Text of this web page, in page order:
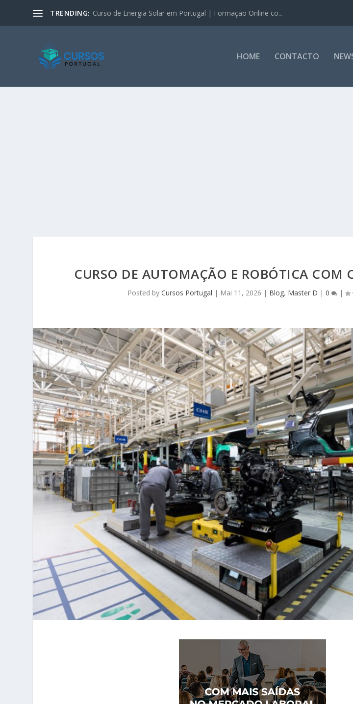
TRENDING: Curso de Energia Solar em Portugal | Formação Online co...
HOME CONTACTO
CURSO DE AUTOMAÇÃO E ROBÓTICA COM
Posted by Cursos Portugal | Mai 11, 2026 | Blog, Master D | 0 |